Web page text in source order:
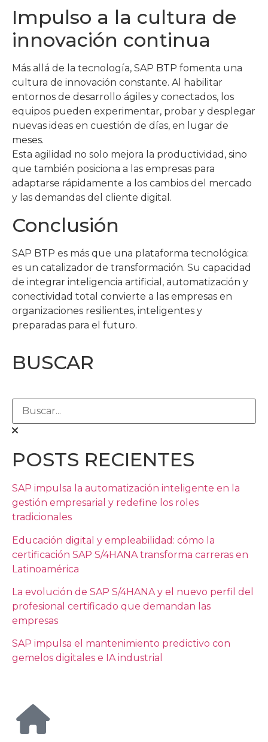
Impulso a la cultura de
innovación continua
Más allá de la tecnología, SAP BTP fomenta una
cultura de innovación constante. Al habilitar
entornos de desarrollo ágiles y conectados, los
equipos pueden experimentar, probar y desplegar
nuevas ideas en cuestión de días, en lugar de
meses.
Esta agilidad no solo mejora la productividad, sino
que también posiciona a las empresas para
adaptarse rápidamente a los cambios del mercado
y las demandas del cliente digital.
Conclusión
SAP BTP es más que una plataforma tecnológica:
es un catalizador de transformación. Su capacidad
de integrar inteligencia artificial, automatización y
conectividad total convierte a las empresas en
organizaciones resilientes, inteligentes y
preparadas para el futuro.
BUSCAR
POSTS RECIENTES
SAP impulsa la automatización inteligente en la
gestión empresarial y redefine los roles
tradicionales
Educación digital y empleabilidad: cómo la
certificación SAP S/4HANA transforma carreras en
Latinoamérica
La evolución de SAP S/4HANA y el nuevo perfil del
profesional certificado que demandan las
empresas
SAP impulsa el mantenimiento predictivo con
gemelos digitales e IA industrial